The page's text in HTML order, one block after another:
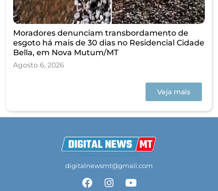
Moradores denunciam transbordamento de
esgoto há mais de 30 dias no Residencial Cidade
Bella, em Nova Mutum/MT
Agosto 6, 2026
Veja mais
digitalnewsmt@gmail.com